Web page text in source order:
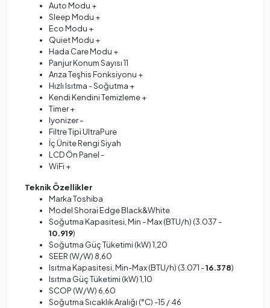
Auto Modu +
Sleep Modu +
Eco Modu +
Quiet Modu +
Hada Care Modu +
Panjur Konum Sayısı 11
Arıza Teşhis Fonksiyonu +
Hızlı Isıtma - Soğutma +
Kendi Kendini Temizleme +
Timer +
Iyonizer -
Filtre Tipi UltraPure
İç Ünite Rengi Siyah
LCD Ön Panel -
WiFi +
Teknik Özellikler
Marka Toshiba
Model Shorai Edge Black&White
Soğutma Kapasitesi, Min - Max (BTU/h) (3.037 -
10.919)
Soğutma Güç Tüketimi (kW) 1,20
SEER (W/W) 8,60
Isıtma Kapasitesi, Min-Max (BTU/h) (3.071 -16.378)
Isıtma Güç Tüketimi (kW) 1,10
SCOP (W/W) 6,60
Soğutma Sıcaklık Aralığı (°C) -15 / 46